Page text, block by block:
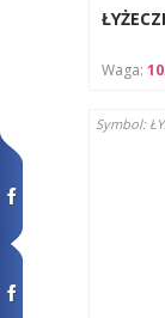
Waga:
Symbol: